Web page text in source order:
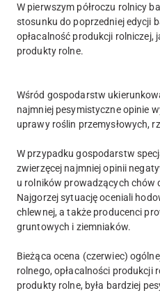
W pierwszym półroczu rolnicy
stosunku do poprzedniej edycji
opłacalność produkcji rolniczej,
produkty rolne.
Wśród gospodarstw
najmniej pesymistyczne opinie
uprawy roślin przemysłowych,
W przypadku gospodarstw
zwierzęcej najmniej opinii
u rolników prowadzących chów
Najgorzej sytuację oceniali
chlewnej, a także producenci
gruntowych i ziemniaków.
Bieżąca ocena (czerwiec)
rolnego, opłacalności produkcji
produkty rolne, była bardziej